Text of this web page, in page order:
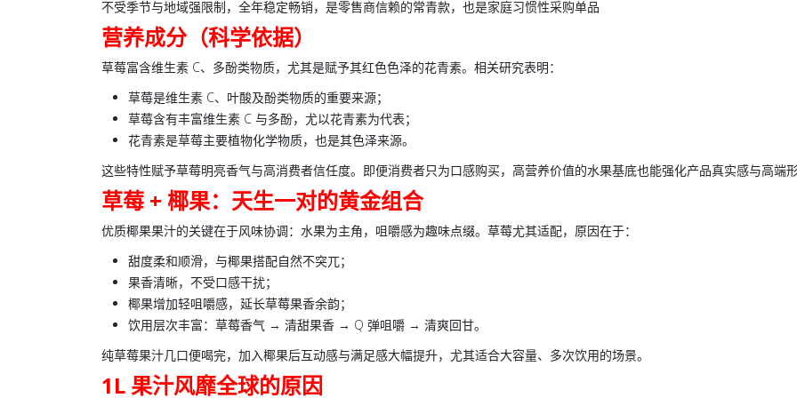
不受季节与地域强限制，全年稳定畅销，是零售商信赖的常青款，也是家庭习惯性采购单品
营养成分（科学依据）
草莓富含维生素 C、多酚类物质，尤其是赋予其红色色泽的花青素。相关研究表明：
草莓是维生素 C、叶酸及酚类物质的重要来源；
草莓含有丰富维生素 C 与多酚，尤以花青素为代表；
花青素是草莓主要植物化学物质，也是其色泽来源。
这些特性赋予草莓明亮香气与高消费者信任度。即便消费者只为口感购买，高营养价值的水果基底也能强化产品真实感与高端
草莓 + 椰果：天生一对的黄金组合
优质椰果果汁的关键在于风味协调：水果为主角，咀嚼感为趣味点缀。草莓尤其适配，原因在于：
甜度柔和顺滑，与椰果搭配自然不突兀；
果香清晰，不受口感干扰；
椰果增加轻咀嚼感，延长草莓果香余韵；
饮用层次丰富：草莓香气 → 清甜果香 → Q 弹咀嚼 → 清爽回甘。
纯草莓果汁几口便喝完，加入椰果后互动感与满足感大幅提升，尤其适合大容量、多次饮用的场景。
1L 果汁风靡全球的原因